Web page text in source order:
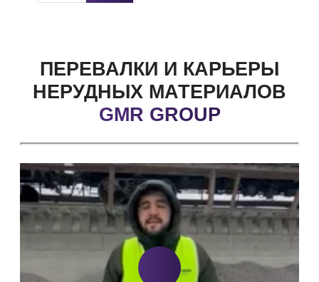
ПЕРЕВАЛКИ И КАРЬЕРЫ
НЕРУДНЫХ МАТЕРИАЛОВ
GMR GROUP